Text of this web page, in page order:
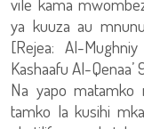
ya kuuza au
[Rejea: Al-
Kashaafu Al-
Na yapo matamko
tamko la kusihi